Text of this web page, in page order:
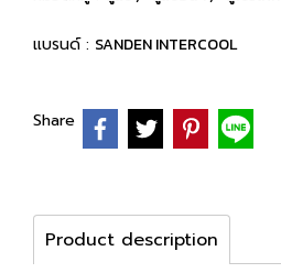
แบรนด์ : SANDEN INTERCOOL
Share
Product description